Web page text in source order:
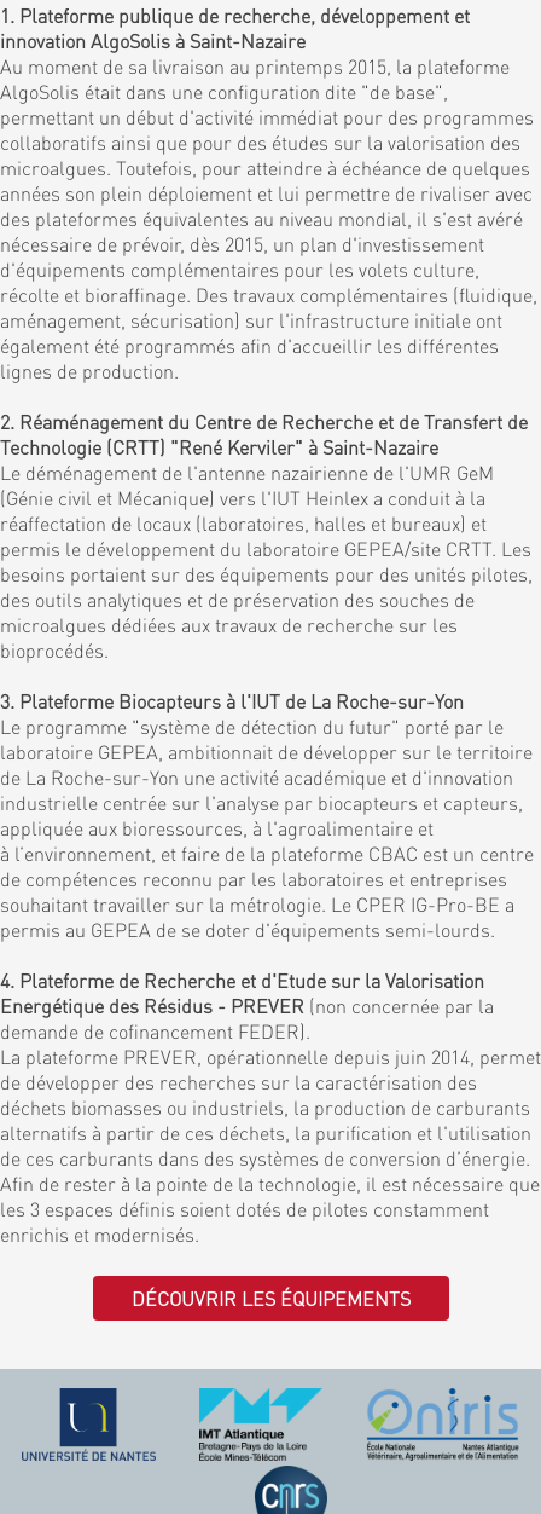
1. Plateforme publique de recherche, développement et
innovation AlgoSolis à Saint-Nazaire
Au moment de sa livraison au printemps 2015, la plateforme
AlgoSolis était dans une configuration dite "de base",
permettant un début d'activité immédiat pour des programmes
collaboratifs ainsi que pour des études sur la valorisation des
microalgues. Toutefois, pour atteindre à échéance de quelques
années son plein déploiement et lui permettre de rivaliser avec
des plateformes équivalentes au niveau mondial, il s'est avéré
nécessaire de prévoir, dès 2015, un plan d'investissement
d'équipements complémentaires pour les volets culture,
récolte et bioraffinage. Des travaux complémentaires (fluidique,
aménagement, sécurisation) sur l'infrastructure initiale ont
également été programmés afin d'accueillir les différentes
lignes de production.
2. Réaménagement du Centre de Recherche et de Transfert de
Technologie (CRTT) "René Kerviler" à Saint-Nazaire
Le déménagement de l'antenne nazairienne de l'UMR GeM
(Génie civil et Mécanique) vers l'IUT Heinlex a conduit à la
réaffectation de locaux (laboratoires, halles et bureaux) et
permis le développement du laboratoire GEPEA/site CRTT. Les
besoins portaient sur des équipements pour des unités pilotes,
des outils analytiques et de préservation des souches de
microalgues dédiées aux travaux de recherche sur les
bioprocédés.
3. Plateforme Biocapteurs à l'IUT de La Roche-sur-Yon
Le programme "système de détection du futur" porté par le
laboratoire GEPEA, ambitionnait de développer sur le territoire
de La Roche-sur-Yon une activité académique et d'innovation
industrielle centrée sur l'analyse par biocapteurs et capteurs,
appliquée aux bioressources, à l'agroalimentaire et
à l’environnement, et faire de la plateforme CBAC est un centre
de compétences reconnu par les laboratoires et entreprises
souhaitant travailler sur la métrologie. Le CPER IG-Pro-BE a
permis au GEPEA de se doter d'équipements semi-lourds.
4. Plateforme de Recherche et d'Etude sur la Valorisation
Energétique des Résidus - PREVER (non concernée par la
demande de cofinancement FEDER).
La plateforme PREVER, opérationnelle depuis juin 2014, permet
de développer des recherches sur la caractérisation des
déchets biomasses ou industriels, la production de carburants
alternatifs à partir de ces déchets, la purification et l'utilisation
de ces carburants dans des systèmes de conversion d’énergie.
Afin de rester à la pointe de la technologie, il est nécessaire que
les 3 espaces définis soient dotés de pilotes constamment
enrichis et modernisés.
DÉCOUVRIR LES ÉQUIPEMENTS